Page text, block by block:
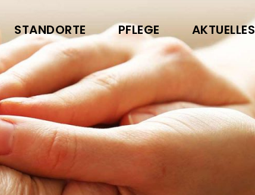
STANDORTE PFLEGE AKTUELLES